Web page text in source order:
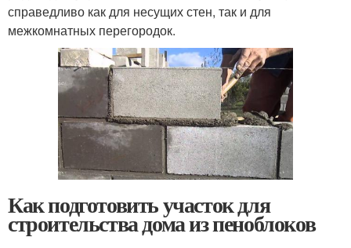
справедливо как для несущих стен, так и для
межкомнатных перегородок.
Как подготовить участок для
строительства дома из пеноблоков